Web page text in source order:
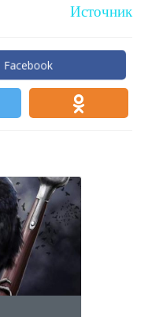
Источник